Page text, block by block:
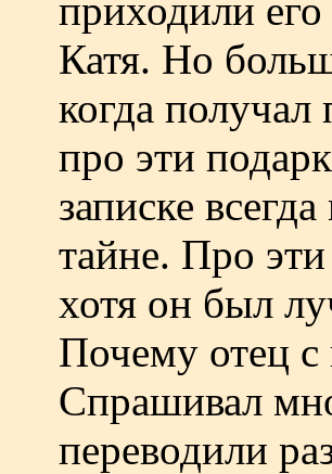
приходили
Катя. Но
когда получал
про эти
записке
тайне. Про
хотя он был
Почему отец
Спрашивал
переводили